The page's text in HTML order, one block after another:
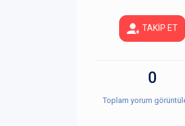
TAKİP ET
0
Toplam yorum